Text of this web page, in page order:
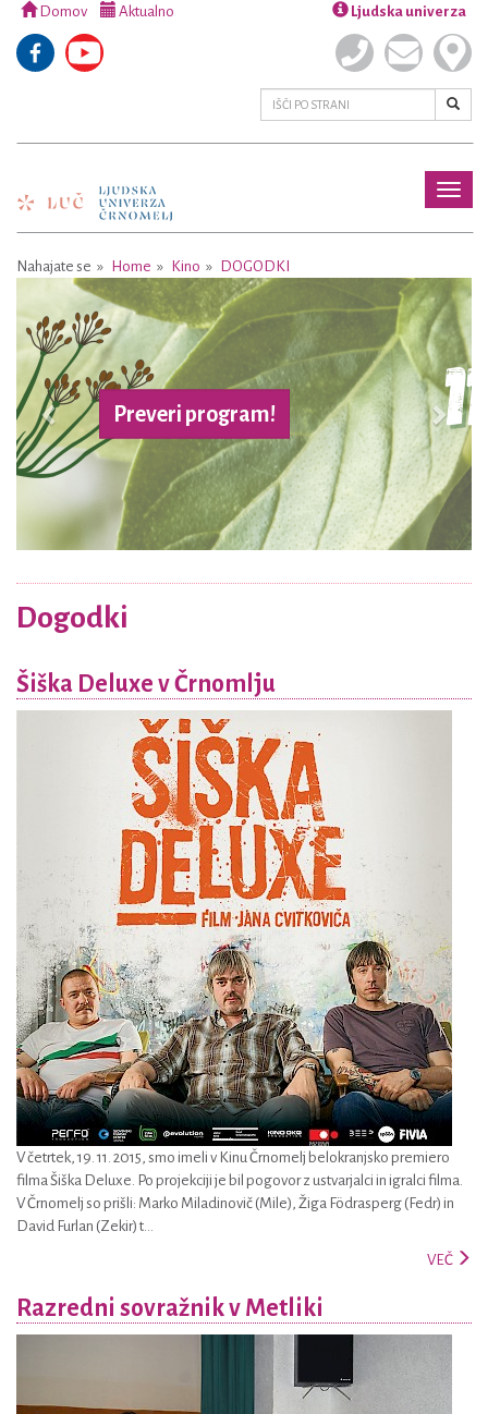
Domov Aktualno Ljudska univerza
Nahajate se Home Kino DOGODKI
Preveri program!
Previous Next
Dogodki
Šiška Deluxe v Črnomlju
V četrtek, 19. 11. 2015, smo imeli v Kinu Črnomelj belokranjsko premiero
filma Šiška Deluxe. Po projekciji je bil pogovor z ustvarjalci in igralci filma.
V Črnomelj so prišli: Marko Miladinovič (Mile), Žiga Födrasperg (Fedr) in
David Furlan (Zekir) t...
VEČ
Razredni sovražnik v Metliki